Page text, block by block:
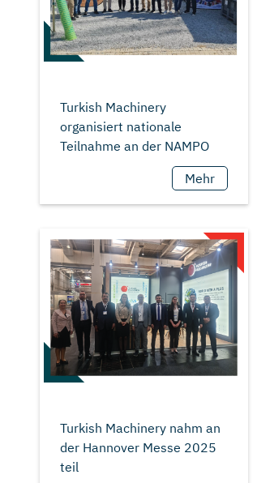
Turkish Machinery
organisiert nationale
Mehr
Turkish Machinery nahm an
der Hannover Messe 2025